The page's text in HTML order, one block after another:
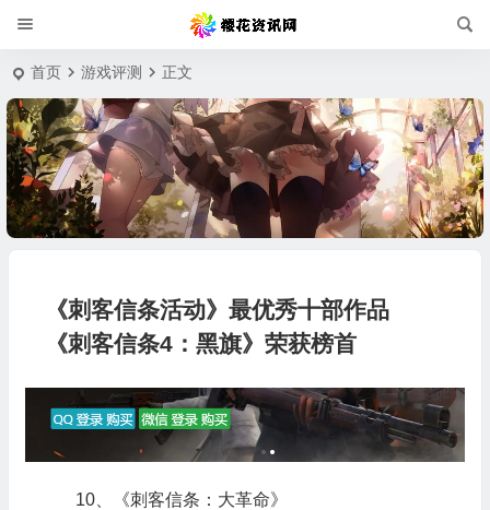
首页 游戏评测 正文
《刺客信条活动》最优秀十部作品
《刺客信条4：黑旗》荣获榜首
10、《刺客信条：大革命》